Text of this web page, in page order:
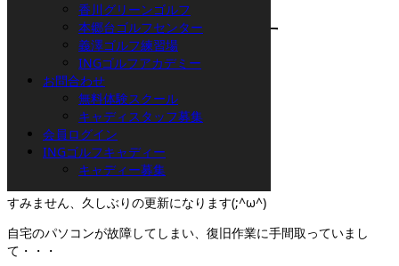
香川グリーンゴルフ
本郷台ゴルフセンター
義澤ゴルフ練習場
INGゴルフアカデミー
お問合わせ
無料体験スクール
キャディスタッフ募集
会員ログイン
INGゴルフキャディー
キャディー募集
ご無沙汰しております
鈴木です。
すみません、久しぶりの更新になります(;^ω^)
自宅のパソコンが故障してしまい、復旧作業に手間取っていまし
て・・・